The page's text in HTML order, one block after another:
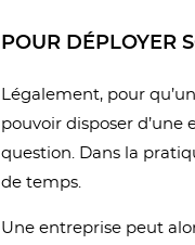
POUR DÉPLOYER
Légalement, pour
pouvoir disposer
question. Dans la
de temps.
Une entreprise peut